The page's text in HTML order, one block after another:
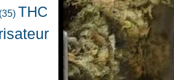
(35) THC